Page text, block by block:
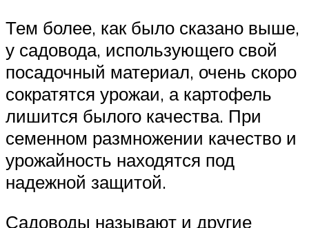
Тем более, как было сказано выше,
у садовода, использующего свой
посадочный материал, очень скоро
сократятся урожаи, а картофель
лишится былого качества. При
семенном размножении качество и
урожайность находятся под
надежной защитой.
Садоводы называют и другие